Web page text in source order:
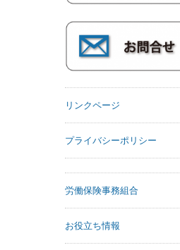
リンクページ
プライバシーポリシー
労働保険事務組合
お役立ち情報